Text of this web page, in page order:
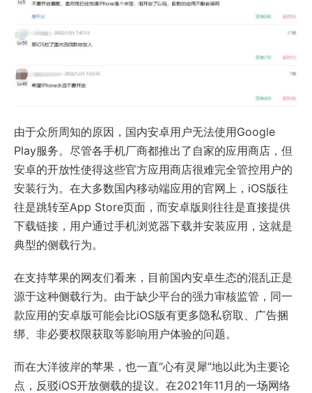
由于众所周知的原因，国内安卓用户无法使用Google
Play服务。尽管各手机厂商都推出了自家的应用商店，但
安卓的开放性使得这些官方应用商店很难完全管控用户的
安装行为。在大多数国内移动端应用的官网上，iOS版往
往是跳转至App Store页面，而安卓版则往往是直接提供
下载链接，用户通过手机浏览器下载并安装应用，这就是
典型的侧载行为。
在支持苹果的网友们看来，目前国内安卓生态的混乱正是
源于这种侧载行为。由于缺少平台的强力审核监管，同一
款应用的安卓版可能会比iOS版有更多隐私窃取、广告捆
绑、非必要权限获取等影响用户体验的问题。
而在大洋彼岸的苹果，也一直“心有灵犀”地以此为主要论
点，反驳iOS开放侧载的提议。在2021年11月的一场网络